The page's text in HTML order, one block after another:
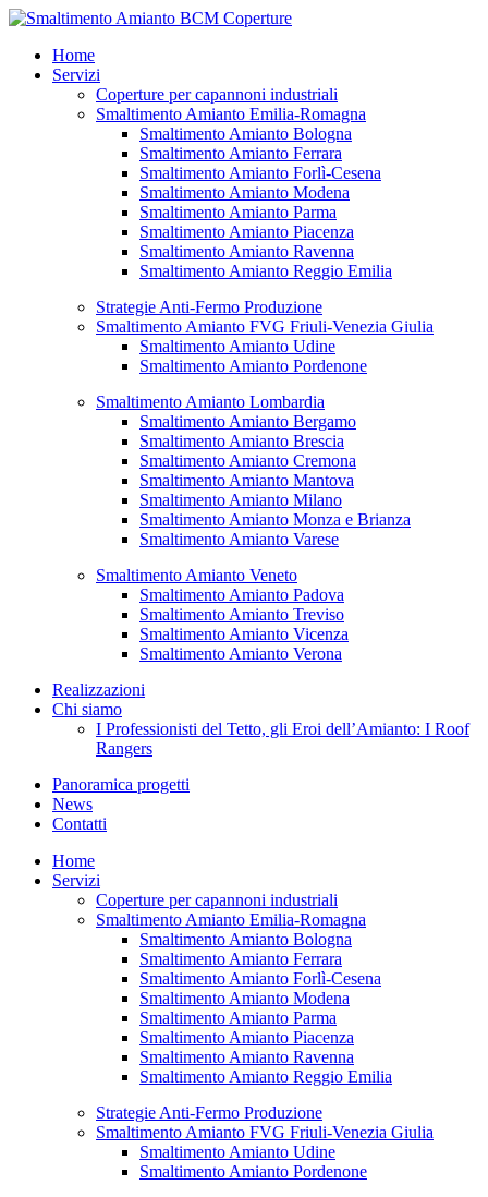
Vai
contenutoHome
Servizi
Coperture per capannoni industriali
Smaltimento Amianto Emilia-Romagna
Smaltimento Amianto Bologna
Smaltimento Amianto Ferrara
Smaltimento Amianto Forlì-Cesena
Smaltimento Amianto Modena
Smaltimento Amianto Parma
Smaltimento Amianto Piacenza
Smaltimento Amianto Ravenna
Smaltimento Amianto Reggio Emilia
Strategie Anti-Fermo Produzione
Smaltimento Amianto FVG Friuli-Venezia Giulia
Smaltimento Amianto Udine
Smaltimento Amianto Pordenone
Smaltimento Amianto Lombardia
Smaltimento Amianto Bergamo
Smaltimento Amianto Brescia
Smaltimento Amianto Cremona
Smaltimento Amianto Mantova
Smaltimento Amianto Milano
Smaltimento Amianto Monza e Brianza
Smaltimento Amianto Varese
Smaltimento Amianto Veneto
Smaltimento Amianto Padova
Smaltimento Amianto Treviso
Smaltimento Amianto Vicenza
Smaltimento Amianto Verona
Realizzazioni
Chi siamo
I Professionisti del Tetto, gli Eroi dell’Amianto: I Roof
Rangers
Panoramica progetti
News
Contatti
Home
Servizi
Coperture per capannoni industriali
Smaltimento Amianto Emilia-Romagna
Smaltimento Amianto Bologna
Smaltimento Amianto Ferrara
Smaltimento Amianto Forlì-Cesena
Smaltimento Amianto Modena
Smaltimento Amianto Parma
Smaltimento Amianto Piacenza
Smaltimento Amianto Ravenna
Smaltimento Amianto Reggio Emilia
Strategie Anti-Fermo Produzione
Smaltimento Amianto FVG Friuli-Venezia Giulia
Smaltimento Amianto Udine
Smaltimento Amianto Pordenone